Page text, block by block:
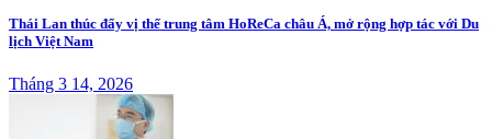
Thái Lan thúc đẩy vị thế trung tâm HoReCa châu Á, mở rộng hợp tác với Du
lịch Việt Nam
Tháng 3 14, 2026